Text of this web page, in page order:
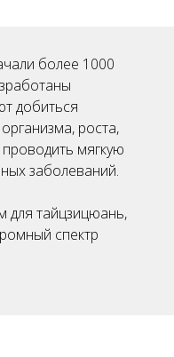
более 1000
добиться
роста,
мягкую
заболеваний.
для тайцзицюань,
спектр